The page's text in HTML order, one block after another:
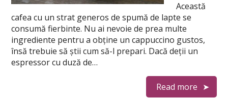
Această
cafea cu un strat generos de spumă de lapte se
consumă fierbinte. Nu ai nevoie de prea multe
ingrediente pentru a obține un cappuccino gustos,
însă trebuie să știi cum să-l prepari. Dacă deții un
espressor cu duză de…
Read more